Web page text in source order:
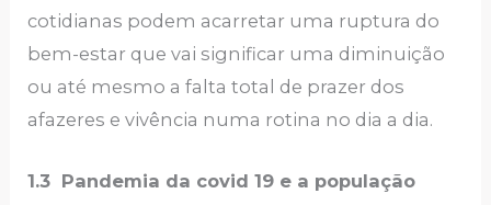
cotidianas podem acarretar uma ruptura do
bem-estar que vai significar uma diminuição
ou até mesmo a falta total de prazer dos
afazeres e vivência numa rotina no dia a dia.
1.3 Pandemia da covid 19 e a população